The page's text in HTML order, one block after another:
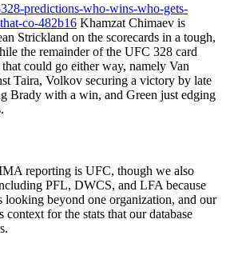
predictions-who-wins-who-gets-
co-482b16 Khamzat Chimaev is
Strickland on the scorecards in a tough,
the remainder of the UFC 328 card
could go either way, namely Van
Taira, Volkov securing a victory by late
Brady with a win, and Green just edging
reporting is UFC, though we also
PFL, DWCS, and LFA because
looking beyond one organization, and our
context for the stats that our database